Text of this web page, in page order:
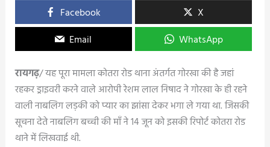
Facebook
X
Email
WhatsApp
रायगढ़/ यह पूरा मामला कोतरा रोड थाना अंतर्गत गोरखा की है जहां
रहकर ड्राइवरी करने वाले आरोपी रेशम लाल निषाद ने गोरखा के ही रहने
वाली नाबलिग लड़की को प्यार का झांसा देकर भगा ले गया था. जिसकी
सूचना देते नाबलिग बच्ची की माँ ने 14 जून को इसकी रिपोर्ट कोतरा रोड
थाने में लिखवाई थी.